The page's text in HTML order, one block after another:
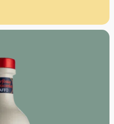
Achtung der Traditionen
Kauf von 3 nativen
Artikel